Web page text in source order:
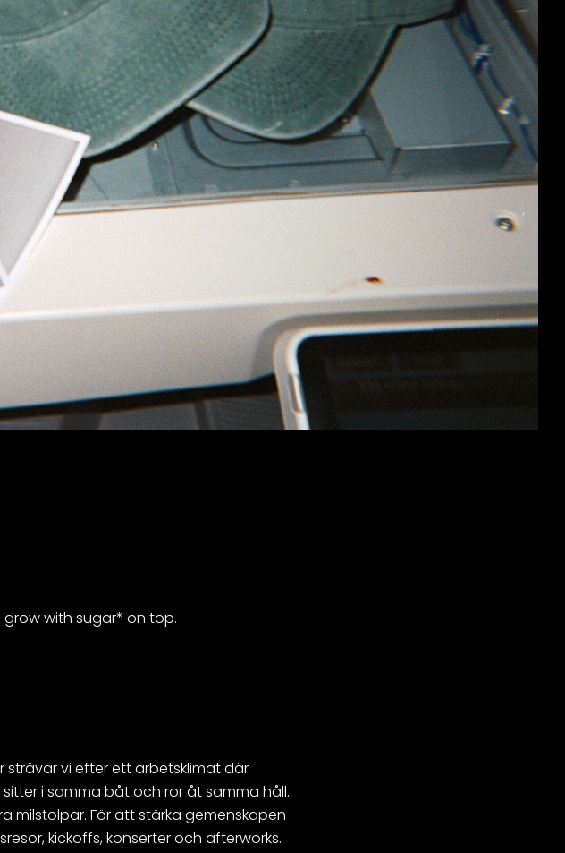
with sugar* on top.
strävar vi efter ett arbetsklimat där
i samma båt och ror åt samma håll.
milstolpar. För att stärka gemenskapen
kickoffs, konserter och afterworks.